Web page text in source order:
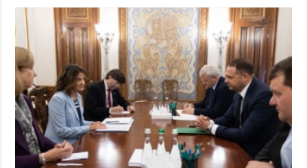
Video
Releases